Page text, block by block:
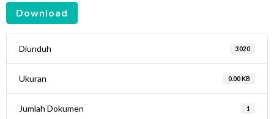
Download
Diunduh 3020
Ukuran 0.00 KB
Jumlah Dokumen 1